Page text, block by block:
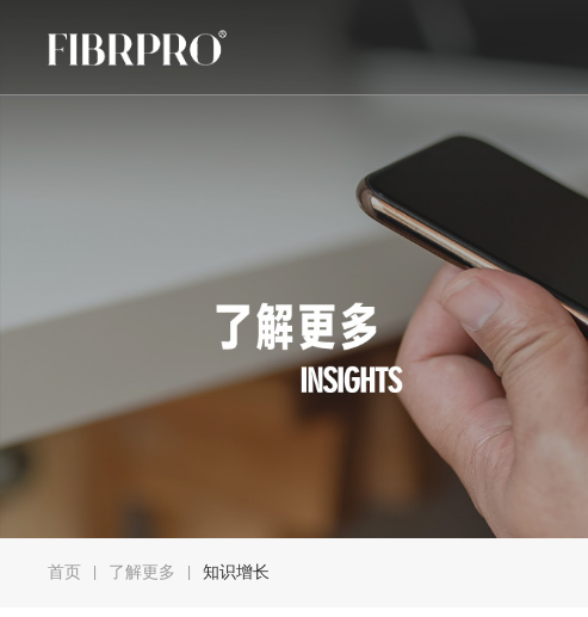
首页 | 了解更多 | 知识增长